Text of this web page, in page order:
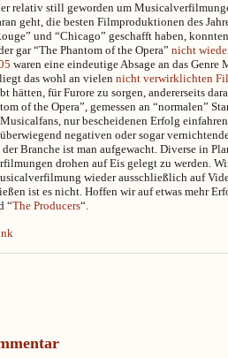
relativ still geworden um
geht, die besten Filmproduktionen des
und “Chicago” geschafft haben,
gar “The Phantom of the Opera” nicht
waren eine eindeutige Absage an das
das wohl an vielennicht verwirklichten
hätten, für Furore zu sorgen, andererseits
of the Opera”, gemessen an “normalen”
nur bescheidenen Erfolg
überwiegend negativen oder sogar
Branche ist man aufgewacht. Diverse in
drohen auf Eis gelegt zu werden.
wieder ausschließlich auf
ist es nicht. Hoffen wir auf etwas mehr
“The Producers“.